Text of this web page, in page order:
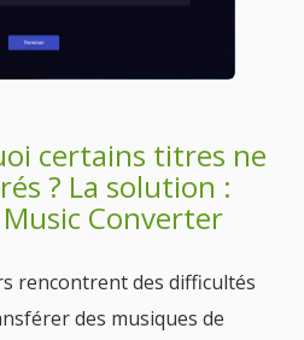
certains titres ne
? La solution :
Converter
rencontrent des difficultés
des musiques de